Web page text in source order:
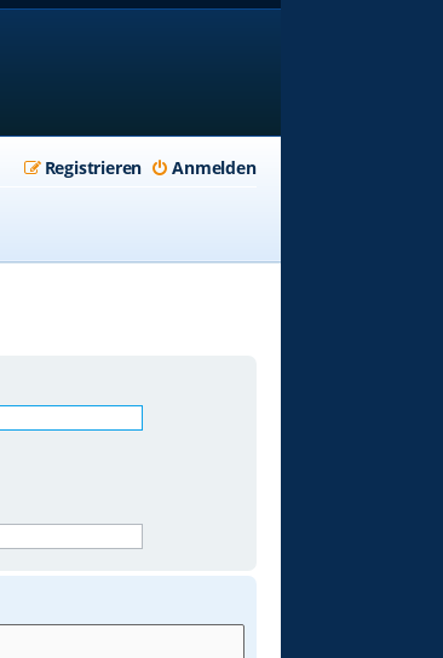
Anmelden
Registrieren